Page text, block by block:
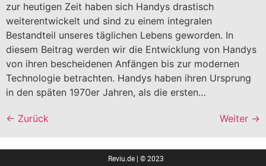
zur heutigen Zeit haben sich Handys drastisch
weiterentwickelt und sind zu einem integralen
Bestandteil unseres täglichen Lebens geworden. In
diesem Beitrag werden wir die Entwicklung von Handys
von ihren bescheidenen Anfängen bis zur modernen
Technologie betrachten. Handys haben ihren Ursprung
in den späten 1970er Jahren, als die ersten…
← Zurück Weiter →
Reviu.de | © 2023